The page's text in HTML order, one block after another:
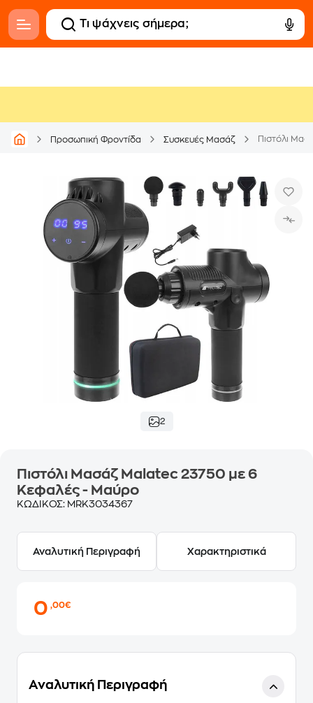
Προσωπική Φροντίδα Συσκευές Μασάζ Πιστόλι
2
Πιστόλι Μασάζ Malatec 23750 με 6
Κεφαλές - Μαύρο
ΚΩΔΙΚΟΣ: MRK3034367
Αναλυτική Περιγραφή Χαρακτηριστικά
0,00€
Αναλυτική Περιγραφή